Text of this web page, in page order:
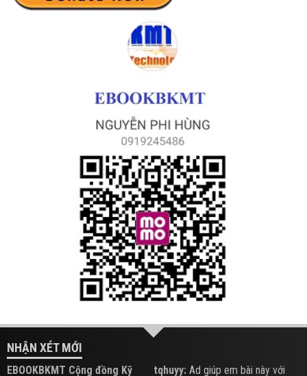
NHẬN XÉT MỚI
EBOOKBKMT Cộng đồng Kỹ tqhuyy: Ad giúp em bài này với